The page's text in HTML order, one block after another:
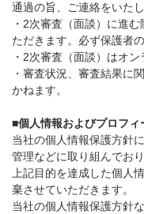
通過の旨、ご連絡をいたし
・2次審査（面談）に進
ただきます。必ず保護者
・2次審査（面談）はオ
・審査状況、審査結果に
かねます。
■個人情報およびプロフ
当社の個人情報保護方針
管理などに取り組んでおり
上記目的を達成した個人
棄させていただきます。
当社の個人情報保護方針